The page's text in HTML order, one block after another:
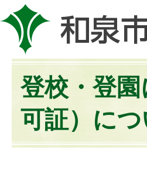
登校・登
可証）に